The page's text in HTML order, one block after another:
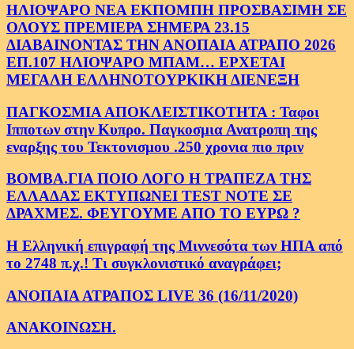
ΗΛΙΟΨΑΡΟ ΝΕΑ ΕΚΠΟΜΠΗ ΠΡΟΣΒΑΣΙΜΗ ΣΕ
ΟΛΟΥΣ ΠΡΕΜΙΕΡΑ ΣΗΜΕΡΑ 23.15
ΔΙΑΒΑΙΝΟΝΤΑΣ ΤΗΝ ΑΝΟΠΑΙΑ ΑΤΡΑΠΟ 2026
ΕΠ.107 ΗΛΙΟΨΑΡΟ ΜΠΑΜ… ΕΡΧΕΤΑΙ
ΜΕΓΑΛΗ ΕΛΛΗΝΟΤΟΥΡΚΙΚΗ ΔΙΕΝΕΞΗ
ΠΑΓΚΟΣΜΙΑ ΑΠΟΚΛΕΙΣΤΙΚΟΤΗΤΑ : Ταφοι
Ιπποτων στην Κυπρο. Παγκοσμια Ανατροπη της
εναρξης του Τεκτονισμου .250 χρονια πιο πριν
ΒΟΜΒΑ.ΓΙΑ ΠΟΙΟ ΛΟΓΟ Η ΤΡΑΠΕΖΑ ΤΗΣ
ΕΛΛΑΔΑΣ ΕΚΤΥΠΩΝΕΙ TEST NOTE ΣΕ
ΔΡΑΧΜΕΣ. ΦΕΥΓΟΥΜΕ ΑΠΟ ΤΟ ΕΥΡΩ ?
Η Ελληνική επιγραφή της Μιννεσότα των ΗΠΑ από
το 2748 π.χ.! Τι συγκλονιστικό αναγράφει;
ΑΝΟΠΑΙΑ ΑΤΡΑΠΟΣ LIVE 36 (16/11/2020)
ΑΝΑΚΟΙΝΩΣΗ.